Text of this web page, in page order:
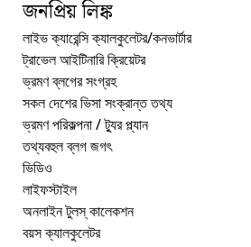
জনপ্রিয় লিঙ্ক
লাইভ ক্যারেন্সি ক্যালকুলেটর/কনভার্টার
ট্রাভেল আইটিনারি ক্রিয়েটর
ভ্রমণ ব্লগের সংগ্রহ
সকল দেশের ভিসা সংক্রান্ত তথ্য
ভ্রমণ পরিকল্পনা / ট্যুর প্ল্যান
তথ্যবহুল ব্লগ জগৎ
ভিডিও
লাইফস্টাইল
অনলাইন টুলস্‌ কালেকশন
বয়স ক্যালকুলেটর